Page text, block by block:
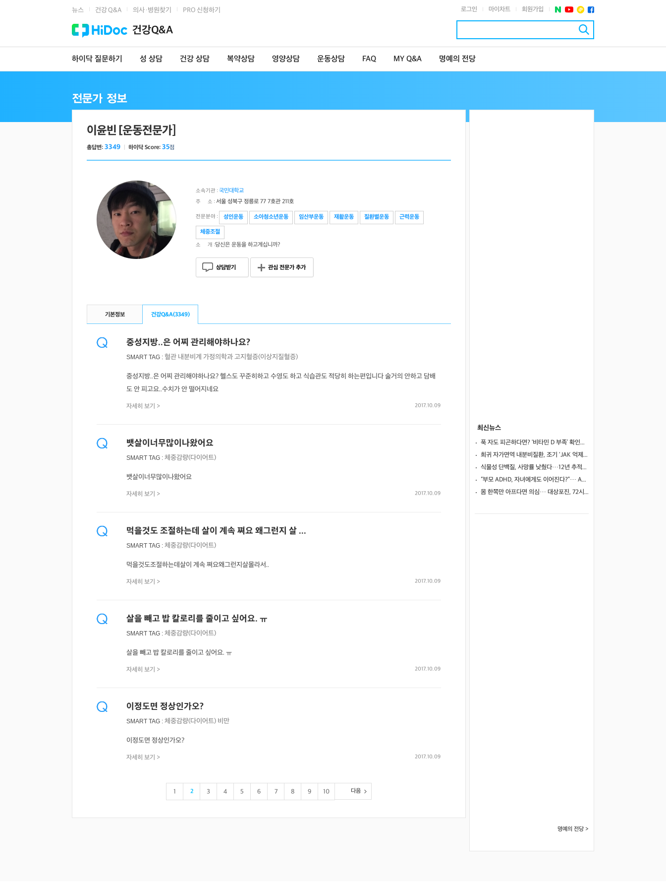
뉴스 건강 Q&A 의사·병원찾기 PRO 신청하기 로그인 마이차트 회원가입
건강Q&A
하이닥 질문하기 성 상담 건강 상담 복약상담 영양상담 운동상담 FAQ MY Q&A 명예의 전당
이윤빈 [운동전문가]
총답변: 3349 하이닥 Score: 35점
소속기관 : 국민대학교
주 소 : 서울 성북구 정릉로 77 7호관 211호
전문분야 : 성인운동 소아청소년운동 임산부운동 재활운동 질환별운동
근력운동
체중조절
소 개 :당신은 운동을 하고계십니까?
상담받기 관심 전문가 추가
기본정보 건강Q&A(3349)
중성지방..은 어찌 관리해야하나요?
SMART TAG : 혈관 내분비계 가정의학과고지혈증(이상지질혈증)
중성지방..은 어찌 관리해야하나요? 헬스도 꾸준히하고 수영도 하고 식습관도 적당히 하는편입니다 술거의 안하고 담배
도 안 피고요..수치가 안 떨어지네요
자세히 보기 > 2017.10.09
뱃살이너무많이나왔어요
SMART TAG : 체중감량(다이어트)
뱃살이너무많이나왔어요
자세히 보기 > 2017.10.09
먹을것도 조절하는데 살이 계속 쪄요 왜그런지 살 ...
SMART TAG : 체중감량(다이어트)
먹을것도조절하는데살이 계속 쪄요왜그런지살몰라서..
자세히 보기 > 2017.10.09
살을 빼고 밥 칼로리를 줄이고 싶어요. ㅠ
SMART TAG : 체중감량(다이어트)
살을 빼고 밥 칼로리를 줄이고 싶어요. ㅠ
자세히 보기 > 2017.10.09
이정도면 정상인가오?
SMART TAG : 체중감량(다이어트) 비만
이정도면 정상인가오?
자세히 보기 > 2017.10.09
1 2 3 4 5 6 7 8 9 10 다음
최신뉴스
푹 자도 피곤하다면? ‘비타민 D 부족’ 확인해야
희귀 자가면역 내분비질환, 조기 'JAK 억제제'로 진행 막고 호르몬 기능 되살렸다
식물성 단백질, 사망률 낮췄다…12년 추적서 35% 감소
“부모 ADHD, 자녀에게도 이어진다?”… ADHD 진단 위험 4.47배 높아
몸 한쪽만 아프다면 의심… 대상포진, 72시간이 중요한 이유
명예의 전당 >